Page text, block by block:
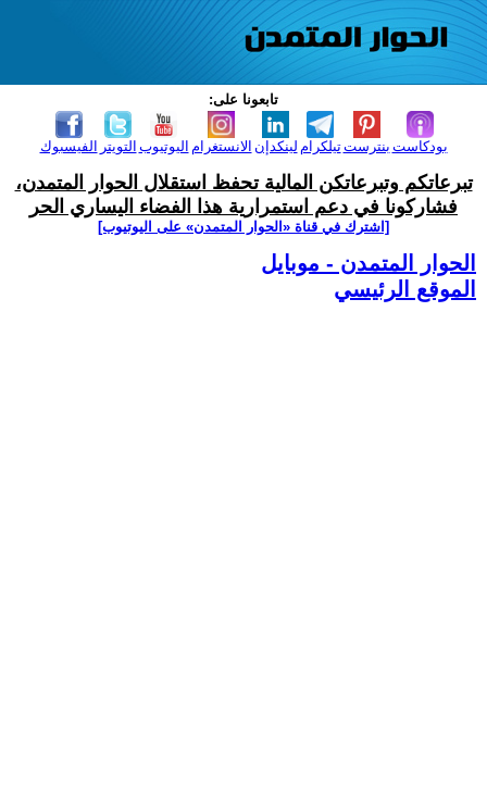
تابعونا على:
الفيسبوك التويتر اليوتيوب الانستغرام لينكدإن تيلكرامبنترست بودكاست
تبرعاتكم وتبرعاتكن المالية تحفظ استقلال الحوار المتمدن،
فشاركونا في دعم استمرارية هذا الفضاء اليساري الحر
[اشترك في قناة ‫«الحوار المتمدن» على اليوتيوب]
الحوار المتمدن - موبايل
الموقع الرئيسي